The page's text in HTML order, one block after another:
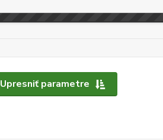
Upresniť parametre